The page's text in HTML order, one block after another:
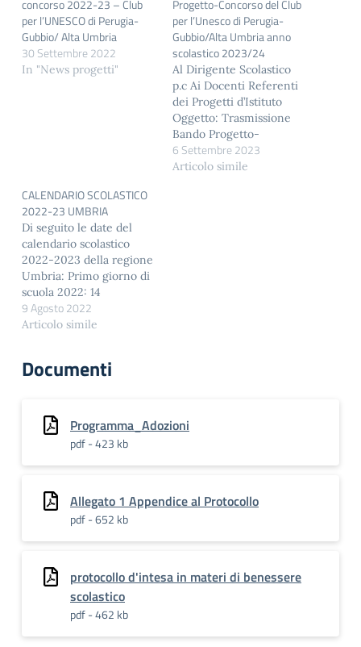
concorso 2022-23 – Club
per l’UNESCO di Perugia-
Gubbio/ Alta Umbria
30 Settembre 2022
In "News progetti"
Progetto-Concorso del Club
per l’Unesco di Perugia-
Gubbio/Alta Umbria anno
scolastico 2023/24
Al Dirigente Scolastico
p.c Ai Docenti Referenti
dei Progetti d’Istituto
Oggetto: Trasmissione
Bando Progetto-
Concorso del Club per
l’Unesco di Perugia-
6 Settembre 2023
Articolo simile
CALENDARIO SCOLASTICO
2022-23 UMBRIA
Di seguito le date del
calendario scolastico
2022-2023 della regione
Umbria: Primo giorno di
scuola 2022: 14
settembre; Vacanze di
Natale: da venerdì 23
Pasqua: da giovedì 6 a
aprile, 3 giugno; Ultimo
giorno di…
9 Agosto 2022
Articolo simile
Documenti
Programma_Adozioni
pdf - 423 kb
Allegato 1 Appendice al Protocollo
pdf - 652 kb
protocollo d'intesa in materi di benessere
scolastico
pdf - 462 kb